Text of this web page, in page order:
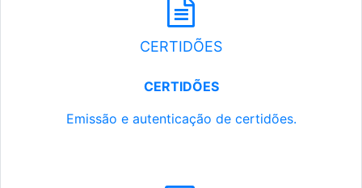
CERTIDÕES
CERTIDÕES
Emissão e autenticação de certidões.